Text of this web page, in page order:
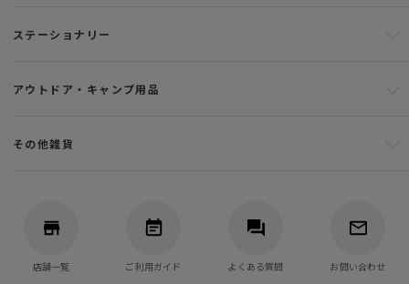
ステーショナリー
アウトドア・キャンプ用品
その他雑貨
店舗一覧 ご利用ガイド よくある質問 お問い合わせ